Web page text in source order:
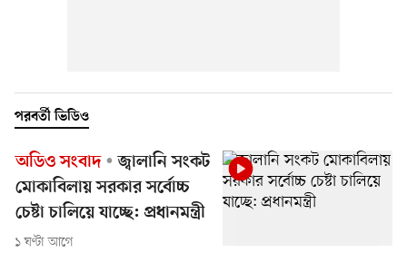
পরবর্তী ভিডিও
অডিও সংবাদ
জ্বালানি সংকট
মোকাবিলায় সরকার সর্বোচ্চ
চেষ্টা চালিয়ে যাচ্ছে: প্রধানমন্ত্রী
১ ঘণ্টা আগে